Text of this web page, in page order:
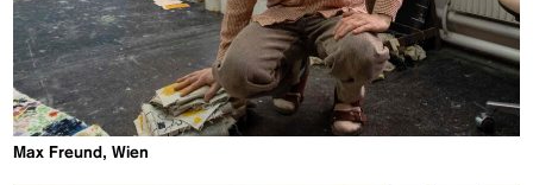
Max Freund, Wien